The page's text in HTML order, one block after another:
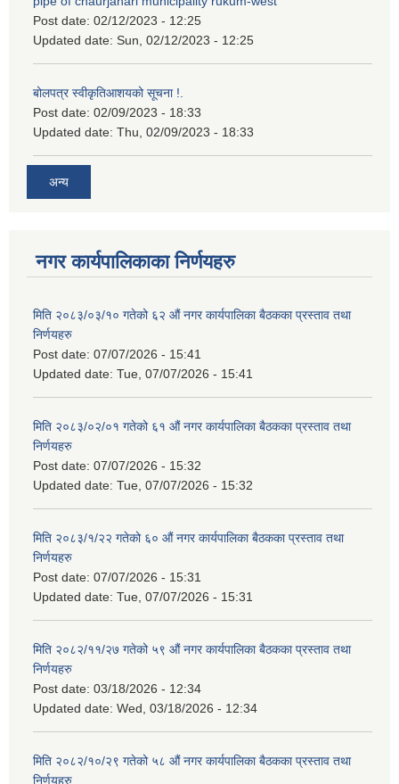
Post date: 02/12/2023 - 12:25
Updated date: Sun, 02/12/2023 - 12:25
बोलपत्र स्वीकृतिआशयको सूचना !.
Post date: 02/09/2023 - 18:33
Updated date: Thu, 02/09/2023 - 18:33
अन्य
नगर कार्यपालिकाका निर्णयहरु
मिति २०८३/०३/१० गतेको ६२ औं नगर कार्यपालिका बैठकका प्रस्ताव तथा
निर्णयहरु
Post date: 07/07/2026 - 15:41
Updated date: Tue, 07/07/2026 - 15:41
मिति २०८३/०२/०१ गतेको ६१ औं नगर कार्यपालिका बैठकका प्रस्ताव तथा
निर्णयहरु
Post date: 07/07/2026 - 15:32
Updated date: Tue, 07/07/2026 - 15:32
मिति २०८३/१/२२ गतेको ६० औं नगर कार्यपालिका बैठकका प्रस्ताव तथा
निर्णयहरु
Post date: 07/07/2026 - 15:31
Updated date: Tue, 07/07/2026 - 15:31
मिति २०८२/११/२७ गतेको ५९ औं नगर कार्यपालिका बैठकका प्रस्ताव तथा
निर्णयहरु
Post date: 03/18/2026 - 12:34
Updated date: Wed, 03/18/2026 - 12:34
मिति २०८२/१०/२९ गतेको ५८ औं नगर कार्यपालिका बैठकका प्रस्ताव तथा
निर्णयहरु